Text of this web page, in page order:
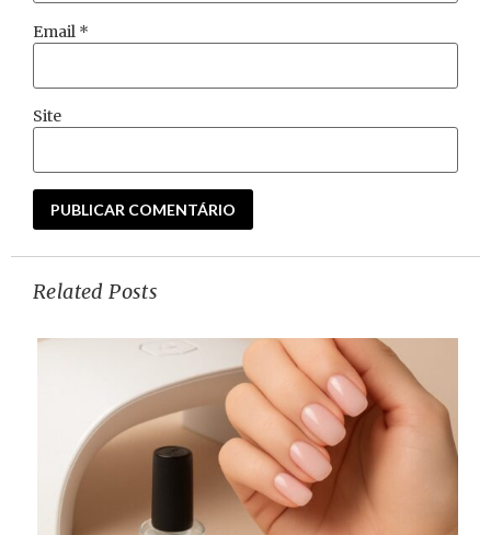
Email *
Site
Related Posts